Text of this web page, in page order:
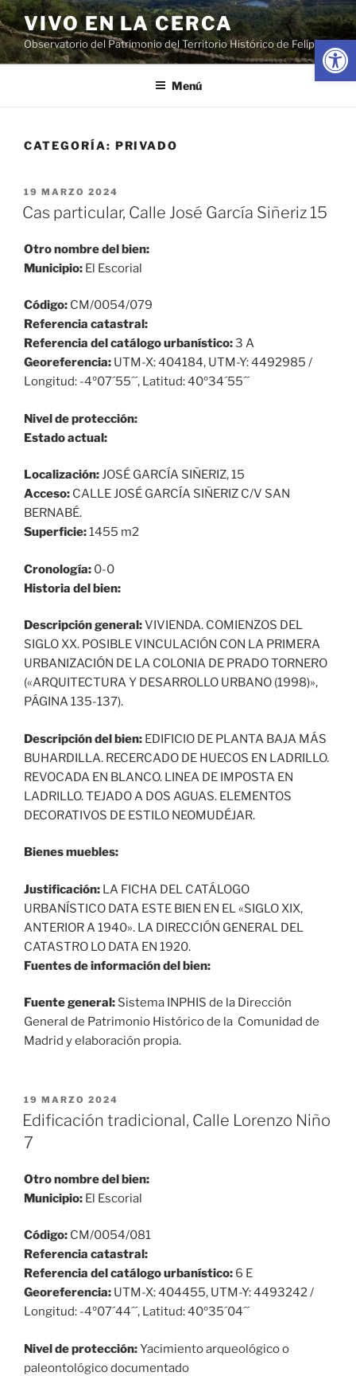
Abrir
Saltar
al
contenido
VIVO EN LA CERCA
Observatorio del Patrimonio del Territorio Histórico de Felipe II
Menú
CATEGORÍA: PRIVADO
PUBLICADO
EL
19 MARZO 2024
Cas particular, Calle José García Siñeriz 15
Otro nombre del bien:
Municipio: El Escorial
Código: CM/0054/079
Referencia catastral:
Referencia del catálogo urbanístico:3 A
Georeferencia: UTM-X: 404184, UTM-Y: 4492985 /
Longitud: -4º07´55´´, Latitud: 40º34´55´´
Nivel de protección:
Estado actual:
Localización:JOSÉ GARCÍA SIÑERIZ, 15
Acceso: CALLE JOSÉ GARCÍA SIÑERIZ C/V SAN
BERNABÉ.
Superficie:1455 m2
Cronología: 0-0
Historia del bien:
Descripción general:VIVIENDA. COMIENZOS DEL
SIGLO XX. POSIBLE VINCULACIÓN CON LA PRIMERA
URBANIZACIÓN DE LA COLONIA DE PRADO TORNERO
(«ARQUITECTURA Y DESARROLLO URBANO (1998)»,
PÁGINA 135-137).
Descripción del bien: EDIFICIO DE PLANTA BAJA MÁS
BUHARDILLA. RECERCADO DE HUECOS EN LADRILLO.
REVOCADA EN BLANCO. LINEA DE IMPOSTA EN
LADRILLO. TEJADO A DOS AGUAS. ELEMENTOS
DECORATIVOS DE ESTILO NEOMUDÉJAR.
Bienes muebles:
Justificación: LA FICHA DEL CATÁLOGO
URBANÍSTICO DATA ESTE BIEN EN EL «SIGLO XIX,
ANTERIOR A 1940». LA DIRECCIÓN GENERAL DEL
CATASTRO LO DATA EN 1920.
Fuentes de información del bien:
Fuente general: Sistema INPHIS de la Dirección
General de Patrimonio Histórico de la Comunidad de
Madrid y elaboración propia.
PUBLICADO
EL
19 MARZO 2024
Edificación tradicional, Calle Lorenzo Niño
7
Otro nombre del bien:
Municipio: El Escorial
Código: CM/0054/081
Referencia catastral:
Referencia del catálogo urbanístico: 6 E
Georeferencia: UTM-X: 404455, UTM-Y: 4493242 /
Longitud: -4º07´44´´, Latitud: 40º35´04´´
Nivel de protección:Yacimiento arqueológico o
paleontológico documentado